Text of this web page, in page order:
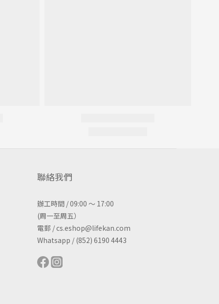
聯絡我們
辦工時間 / 09:00 ～ 17:00
(周一至周五）
電郵 / cs.eshop@lifekan.com
Whatsapp / (852) 6190 4443